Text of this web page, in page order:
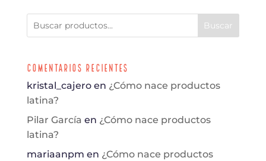
Buscar
Comentarios Recientes
kristal_cajeroen ¿Cómo nace productos
latina?
Pilar García en ¿Cómo nace productos
latina?
mariaanpm en ¿Cómo nace productos